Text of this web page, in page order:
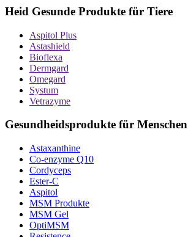
Heid Gesunde Produkte für Tiere
Aspitol Plus
Astashield
Bioflexa
Dermgard
Omegard
Systum
Vetrazyme
Gesundheidsprodukte für Menschen
Astaxanthine
Co-enzyme Q10
Cordyceps
Ester-C
Aspitol
MSM Produkte
MSM Gel
OptiMSM